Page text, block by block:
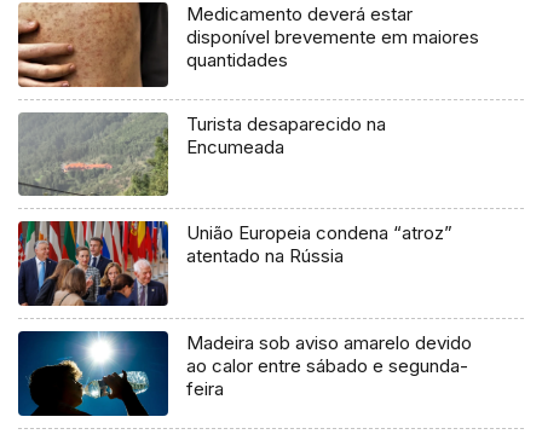
Medicamento deverá estar
disponível brevemente em maiores
quantidades
Turista desaparecido na
Encumeada
União Europeia condena “atroz”
atentado na Rússia
Madeira sob aviso amarelo devido
ao calor entre sábado e segunda-
feira